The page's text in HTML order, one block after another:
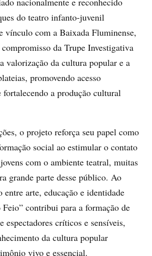
do teatro infanto-juvenil
vínculo com a Baixada Fluminense,
da Trupe Investigativa
valorização da cultura popular e a
promovendo acesso
fortalecendo a produção cultural
o projeto reforça seu papel como
social ao estimular o contato
com o ambiente teatral, muitas
grande parte desse público. Ao
entre arte, educação e identidade
contribui para a formação de
espectadores críticos e sensíveis,
da cultura popular
vivo e essencial.